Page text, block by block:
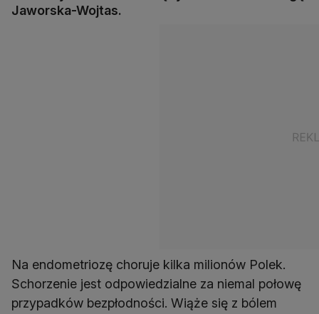
Jaworska-Wojtas.
Na endometriozę choruje kilka milionów Polek.
Schorzenie jest odpowiedzialne za niemal połowę
przypadków bezpłodności. Wiąże się z bólem